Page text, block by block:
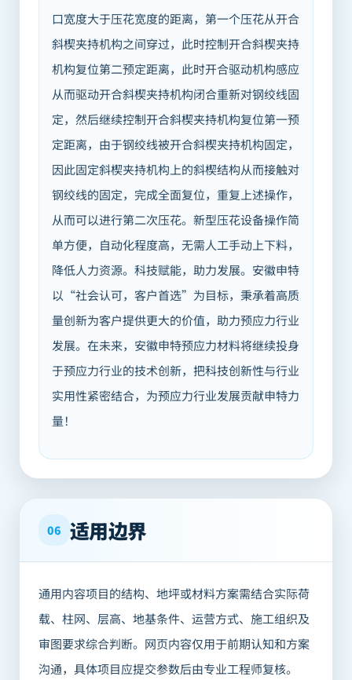
口宽度大于压花宽度的距离，第一个压花从开合
斜楔夹持机构之间穿过，此时控制开合斜楔夹持
机构复位第二预定距离，此时开合驱动机构感应
从而驱动开合斜楔夹持机构闭合重新对钢绞线固
定，然后继续控制开合斜楔夹持机构复位第一预
定距离，由于钢绞线被开合斜楔夹持机构固定，
因此固定斜楔夹持机构上的斜楔结构从而接触对
钢绞线的固定，完成全面复位，重复上述操作，
从而可以进行第二次压花。新型压花设备操作简
单方便，自动化程度高，无需人工手动上下料，
降低人力资源。科技赋能，助力发展。安徽申特
以“社会认可，客户首选”为目标，秉承着高质
量创新为客户提供更大的价值，助力预应力行业
发展。在未来，安徽申特预应力材料将继续投身
于预应力行业的技术创新，把科技创新性与行业
实用性紧密结合，为预应力行业发展贡献申特力
量！
06 适用边界
通用内容项目的结构、地坪或材料方案需结合实际荷
载、柱网、层高、地基条件、运营方式、施工组织及
审图要求综合判断。网页内容仅用于前期认知和方案
沟通，具体项目应提交参数后由专业工程师复核。